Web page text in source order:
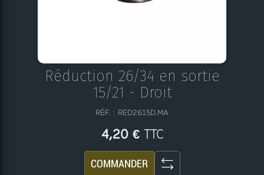
Réduction 26/34 en sortie
15/21 - Droit
RÉF. : RED2615D.MA
4,20 € TTC
COMMANDER